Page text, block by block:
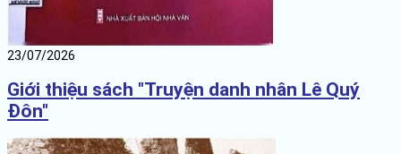
23/07/2026
Giới thiệu sách "Truyện danh nhân Lê Quý
Đôn"